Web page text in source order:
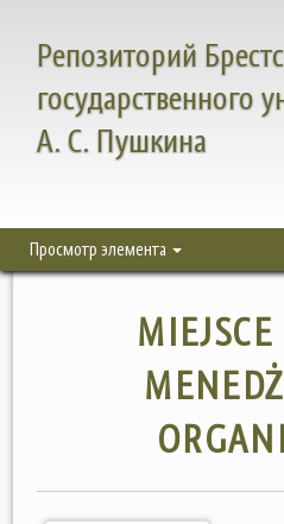
Репозиторий
государственного
А. С. Пушкина
Просмотр элемента